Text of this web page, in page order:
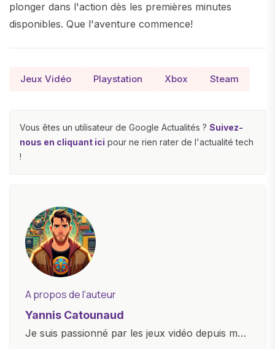
plonger dans l'action dès les premières minutes
disponibles. Que l'aventure commence!
Jeux Vidéo Playstation Xbox Steam
Vous êtes un utilisateur de Google Actualités ? Suivez-
nous en cliquant ici pour ne rien rater de l'actualité tech
!
A propos de l'auteur
Yannis Catounaud
Je suis passionné par les jeux vidéo depuis mon